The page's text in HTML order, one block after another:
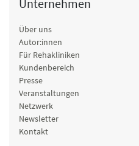
Unternehmen
Über uns
Autor:innen
Für Rehakliniken
Kundenbereich
Presse
Veranstaltungen
Netzwerk
Newsletter
Kontakt